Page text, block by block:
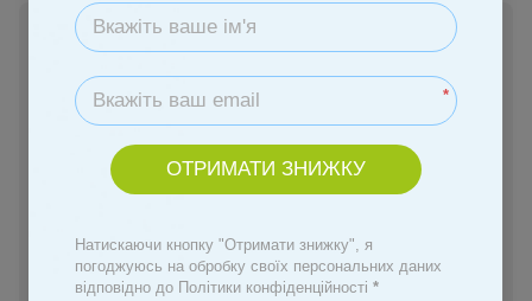
В наявності
1 349 грн
Купити
Увійтидля відображення персональної знижки
*
ОТРИМАТИ ЗНИЖКУ
Натискаючи кнопку "Отримати знижку", я
погоджуюсь на обробку своїх персональних даних
відповідно до Політики конфіденційності *